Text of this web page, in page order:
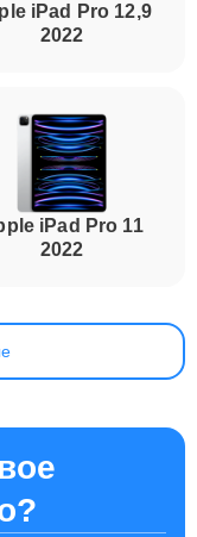
iPad Pro 12,9
2022
iPad Pro 11
2022